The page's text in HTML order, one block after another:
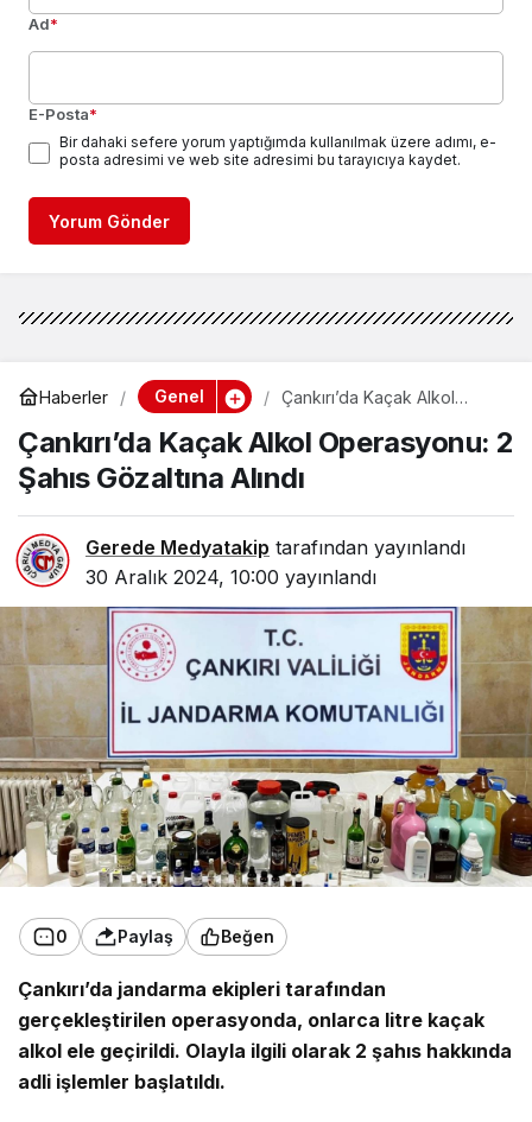
Ad*
E-Posta*
Bir dahaki sefere yorum yaptığımda kullanılmak üzere adımı, e-
posta adresimi ve web site adresimi bu tarayıcıya kaydet.
Yorum Gönder
Haberler Genel
Çankırı’da Kaçak Alkol
Gözaltına Alındı
Çankırı’da Kaçak Alkol Operasyonu: 2
Şahıs Gözaltına Alındı
Gerede Medyatakip tarafından yayınlandı
30 Aralık 2024, 10:00 yayınlandı
0 Paylaş Beğen
Çankırı’da jandarma ekipleri tarafından
gerçekleştirilen operasyonda, onlarca litre kaçak
alkol ele geçirildi. Olayla ilgili olarak 2 şahıs hakkında
adli işlemler başlatıldı.